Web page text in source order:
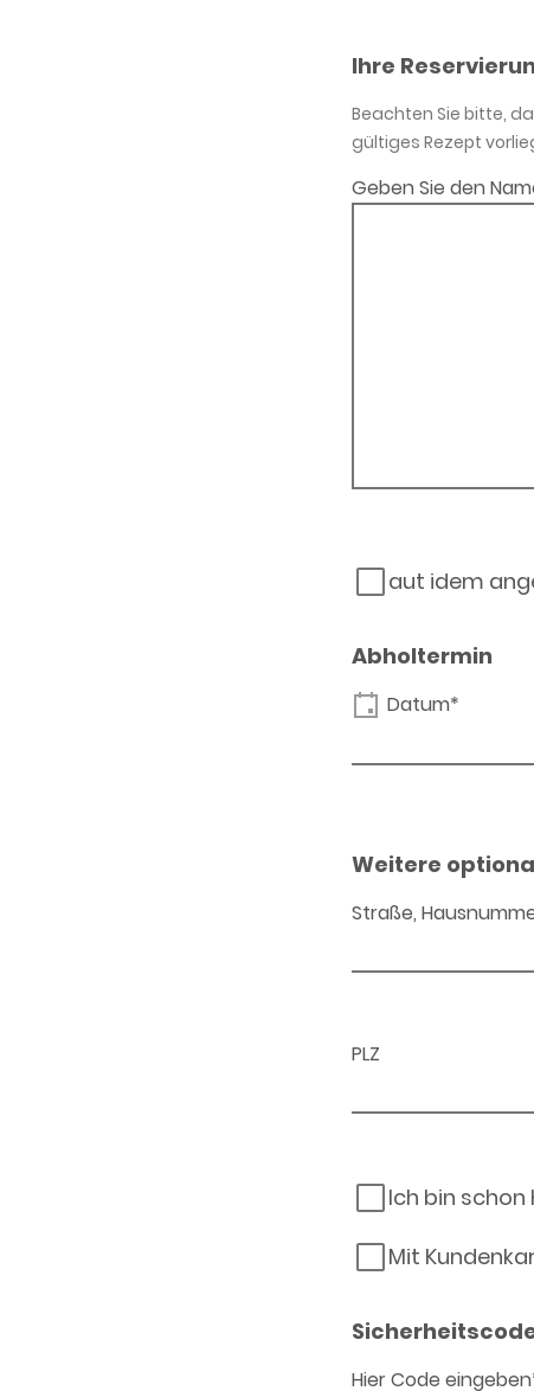
Ihre
Beachten Sie bitte,
gültiges Rezept
Geben Sie den
aut idem
Abholtermin
Datum*
Weitere
Straße,
PLZ
Ich bin schon
Mit
Hier Code